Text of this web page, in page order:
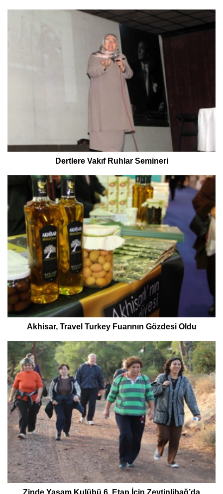
Dertlere Vakıf Ruhlar Semineri
Akhisar, Travel Turkey Fuarının Gözdesi Oldu
Zinde Yaşam Kulübü 6. Etap İçin Zeytinlibağ’da